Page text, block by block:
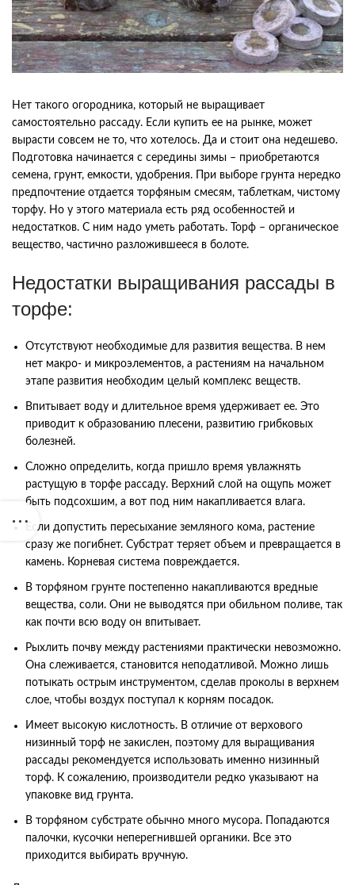
Нет такого огородника, который не выращивает
самостоятельно рассаду. Если купить ее на рынке, может
вырасти совсем не то, что хотелось. Да и стоит она недешево.
Подготовка начинается с середины зимы – приобретаются
семена, грунт, емкости, удобрения. При выборе грунта нередко
предпочтение отдается торфяным смесям, таблеткам, чистому
торфу. Но у этого материала есть ряд особенностей и
недостатков. С ним надо уметь работать. Торф – органическое
вещество, частично разложившееся в болоте.
Недостатки выращивания рассады в
торфе:
Отсутствуют необходимые для развития вещества. В нем
нет макро- и микроэлементов, а растениям на начальном
этапе развития необходим целый комплекс веществ.
Впитывает воду и длительное время удерживает ее. Это
приводит к образованию плесени, развитию грибковых
болезней.
Сложно определить, когда пришло время увлажнять
растущую в торфе рассаду. Верхний слой на ощупь может
быть подсохшим, а вот под ним накапливается влага.
Если допустить пересыхание земляного кома, растение
сразу же погибнет. Субстрат теряет объем и превращается в
камень. Корневая система повреждается.
В торфяном грунте постепенно накапливаются вредные
вещества, соли. Они не выводятся при обильном поливе, так
как почти всю воду он впитывает.
Рыхлить почву между растениями практически невозможно.
Она слеживается, становится неподатливой. Можно лишь
потыкать острым инструментом, сделав проколы в верхнем
слое, чтобы воздух поступал к корням посадок.
Имеет высокую кислотность. В отличие от верхового
низинный торф не закислен, поэтому для выращивания
рассады рекомендуется использовать именно низинный
торф. К сожалению, производители редко указывают на
упаковке вид грунта.
В торфяном субстрате обычно много мусора. Попадаются
палочки, кусочки неперегнившей органики. Все это
приходится выбирать вручную.